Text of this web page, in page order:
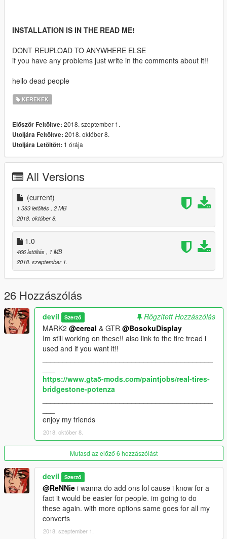
INSTALLATION IS IN THE READ ME!
DONT REUPLOAD TO ANYWHERE ELSE
if you have any problems just write in the comments about it!!
hello dead people
KEREKEK
Először Feltöltve: 2018. szeptember 1.
Utoljára Feltöltve: 2018. október 8.
Utoljára Letöltött: 1 órája
All Versions
(current)
1 383 letöltés , 2 MB
2018. október 8.
1.0
466 letöltés
, 1 MB
2018. szeptember 1.
26 Hozzászólás
deviI Szerző
Rögzített Hozzászólás
MARK2 @cereaI & GTR @BosokuDisplay
Im still working on these!! also link to the tire tread i
used and if you want it!!
https://www.gta5-mods.com/paintjobs/real-tires-
bridgestone-potenza
enjoy my friends
2018. október 8.
Mutasd az előző 6 hozzászólást
deviI Szerző
@ReNNie i wanna do add ons lol cause i know for a
fact it would be easier for people. im going to do
these again. with more options same goes for all my
converts
2018. szeptember 1.